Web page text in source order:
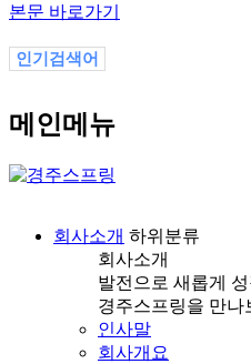
본문 바로가기
인기검색어
메인메뉴
회사소개 하위분류
회사소개
발전으로 새롭게
경주스프링을 만나
인사말
회사개요